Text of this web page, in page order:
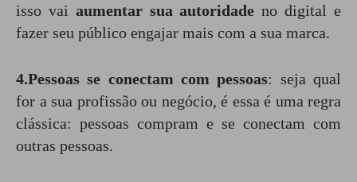
isso vai aumentar sua autoridade no digital e
fazer seu público engajar mais com a sua marca.
4.Pessoas se conectam com pessoas: seja qual
for a sua profissão ou negócio, é essa é uma regra
clássica: pessoas compram e se conectam com
outras pessoas.